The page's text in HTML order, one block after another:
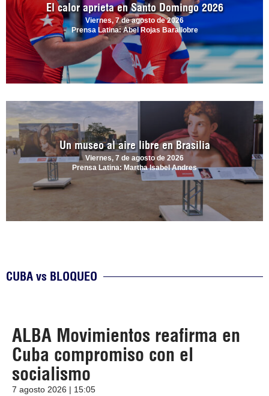
El calor aprieta en Santo Domingo 2026
Viernes, 7 de agosto de 2026
Prensa Latina: Abel Rojas Barallobre
Un museo al aire libre en Brasilia
Viernes, 7 de agosto de 2026
Prensa Latina: Martha Isabel Andres
CUBA vs BLOQUEO
ALBA Movimientos reafirma en
Cuba compromiso con el
socialismo
7 agosto 2026 | 15:05